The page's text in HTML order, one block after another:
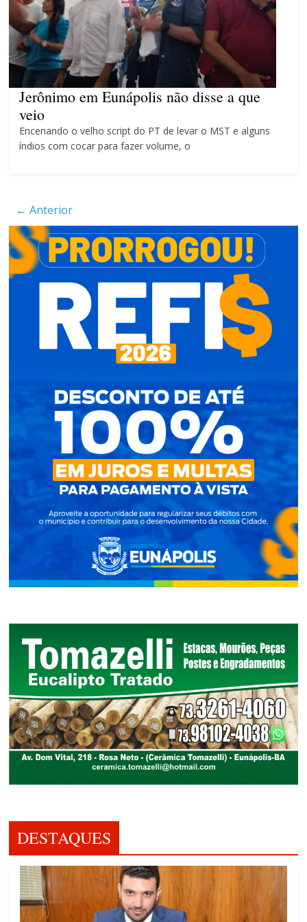
Dourado e Lilás
Agosto Lilás combate a
violência contra a mulher
Jerônimo em Eunápolis não disse a que
veio
Encenando o velho script do PT de levar o MST e alguns
índios com cocar para fazer volume, o
← Anterior
DESTAQUES